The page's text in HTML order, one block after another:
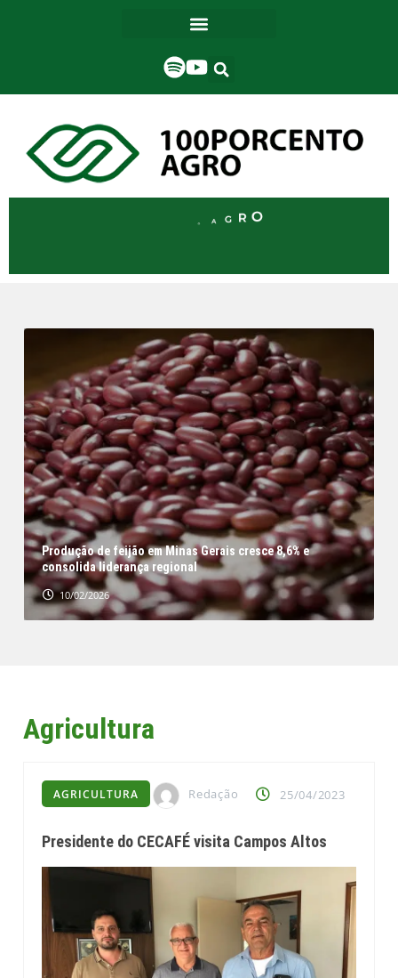
Produção de feijão em Minas Gerais cresce 8,6% e
consolida liderança regional
10/02/2026
Agricultura
AGRICULTURA Redação 25/04/2023
Presidente do CECAFÉ visita Campos Altos